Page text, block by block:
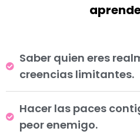
Saber quien eres
creencias limitantes.
Hacer las paces
peor enemigo.